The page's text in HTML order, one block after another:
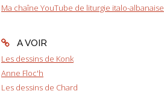
Ma chaîne YouTube de liturgie italo-albanaise
A VOIR
Les dessins de Konk
Anne Floc'h
Les dessins de Chard